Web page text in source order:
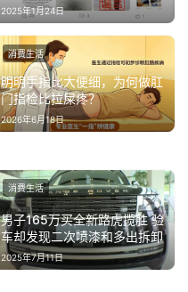
2025年1月24日
明明手指比大便细，为何做肛
门指检比拉屎疼？
2026年6月18日
消费生活
男子165万买全新路虎揽胜 验
车却发现二次喷漆和多出拆卸
2025年7月11日
消费生活